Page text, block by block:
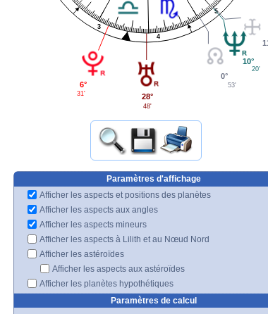
3
4
5
6°
31' 28°
48'
0°
53'
10°
20'
Paramètres d'affichage
Afficher les aspects et positions des planètes
Afficher les aspects aux angles
Afficher les aspects mineurs
Afficher les aspects à Lilith et au Nœud Nord
Afficher les astéroïdes
Afficher les aspects aux astéroïdes
Afficher les planètes hypothétiques
Paramètres de calcul